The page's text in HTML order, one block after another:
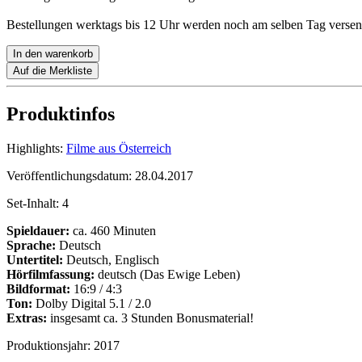
Bestellungen werktags bis 12 Uhr werden noch am selben Tag
In den warenkorb
Auf die Merkliste
Produktinfos
Highlights: Filme aus Österreich
Veröffentlichungsdatum: 28.04.2017
Set-Inhalt: 4
Spieldauer: ca. 460 Minuten
Sprache: Deutsch
Untertitel: Deutsch, Englisch
Hörfilmfassung: deutsch (Das Ewige Leben)
Bildformat: 16:9 / 4:3
Ton: Dolby Digital 5.1 / 2.0
Extras: insgesamt ca. 3 Stunden Bonusmaterial!
Produktionsjahr: 2017